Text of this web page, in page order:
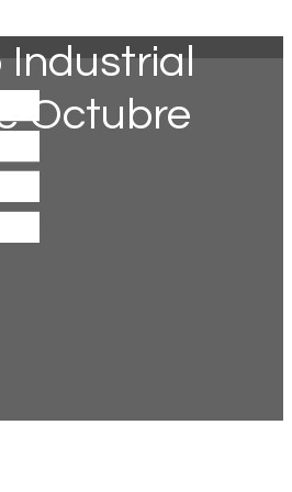
Industrial
Octubre